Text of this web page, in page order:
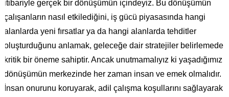
itibariyle gerçek bir dönüşümün içindeyiz. Bu dönüşümün
çalışanların nasıl etkilediğini, iş gücü piyasasında hangi
alanlarda yeni fırsatlar ya da hangi alanlarda tehditler
oluşturduğunu anlamak, geleceğe dair stratejiler belirlemede
kritik bir öneme sahiptir. Ancak unutmamalıyız ki yaşadığımız
dönüşümün merkezinde her zaman insan ve emek olmalıdır.
İnsan onurunu koruyarak, adil çalışma koşullarını sağlayarak